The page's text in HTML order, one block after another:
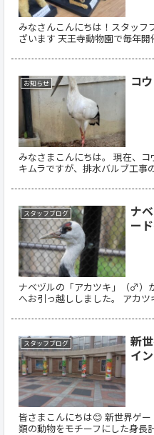
みなさんこんにちは！スタッフ
ざいます 天王寺動物園で毎年
お知らせ コ
みなさまこんにちは。 現在、
キムラですが、排水バルブ工事
スタッフブログ
ナ
ー
ナベヅルの「アカツキ」（♂）
へお引っ越ししました。 アカツ
スタッフブログ
新
イ
皆さまこんにちは😊 新世界ゲ
類の動物をモチーフにした身長